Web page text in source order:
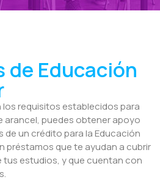
de Educación
los requisitos establecidos para
arancel, puedes obtener apoyo
de un crédito para la Educación
préstamos que te ayudan a cubrir
estudios, y que cuentan con